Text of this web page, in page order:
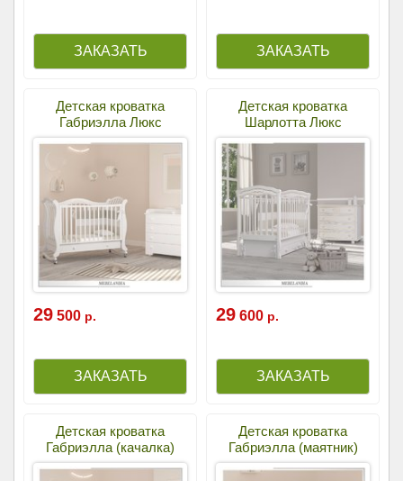
Детская кроватка
Габриэлла Люкс
(качалка)
29 500 р.
Детская кроватка
Шарлотта Люкс
(маятник)
29 600 р.
Детская кроватка
Габриэлла (качалка)
Детская кроватка
Габриэлла (маятник)